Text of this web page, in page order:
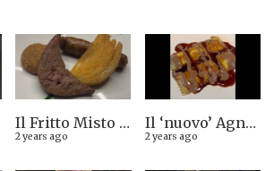
Il Fritto Misto del Centro di Priocca
2 years ago
Il ‘nuovo’ Agnolotto di Torino del Mago Rabin
2 years ago